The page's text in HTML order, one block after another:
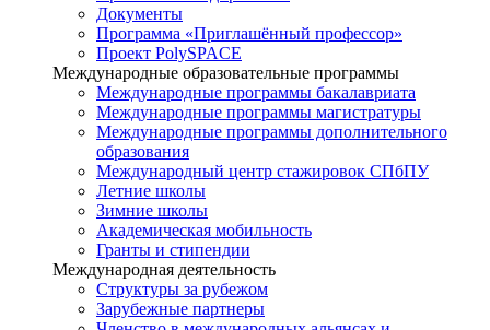
Документы
Программа «Приглашённый профессор»
Проект PolySPACE
Международные образовательные программы
Международные программы бакалавриата
Международные программы магистратуры
Международные программы дополнительного
образования
Международный центр стажировок СПбПУ
Летние школы
Зимние школы
Академическая мобильность
Гранты и стипендии
Международная деятельность
Структуры за рубежом
Зарубежные партнеры